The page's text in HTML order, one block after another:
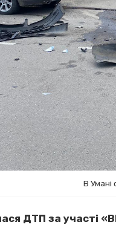
В Умані
ДТП за участі